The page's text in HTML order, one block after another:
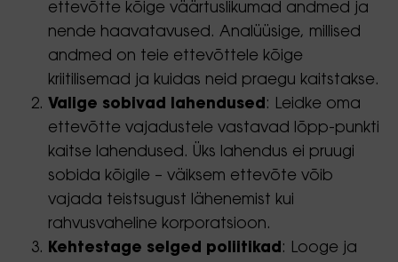
ettevõtte kõige väärtuslikumad andmed ja
nende haavatavused. Analüüsige, millised
andmed on teie ettevõttele kõige
kriitilisemad ja kuidas neid praegu kaitstakse.
Valige sobivad lahendused : Leidke oma
ettevõtte vajadustele vastavad lõpp-punkti
kaitse lahendused. Üks lahendus ei pruugi
sobida kõigile – väiksem ettevõte võib
vajada teistsugust lähenemist kui
rahvusvaheline korporatsioon.
Kehtestage selged poliitikad : Looge ja